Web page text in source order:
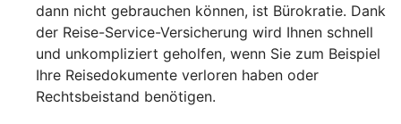
dann nicht gebrauchen können, ist Bürokratie. Dank
der Reise-Service-Versicherung wird Ihnen schnell
und unkompliziert geholfen, wenn Sie zum Beispiel
Ihre Reisedokumente verloren haben oder
Rechtsbeistand benötigen.